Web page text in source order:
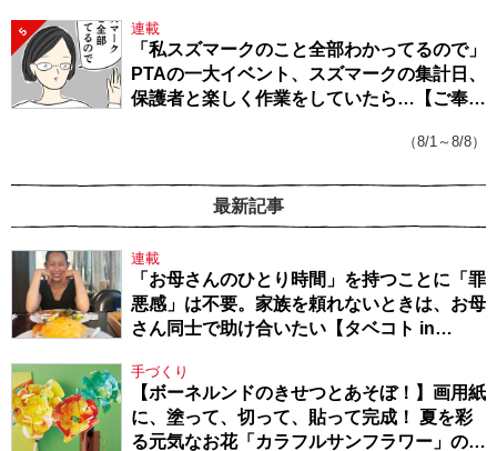
5 連載
「私スズマークのこと全部わかってるので」
PTAの一大イベント、スズマークの集計日、
保護者と楽しく作業をしていたら…【ご奉仕
（8/1～8/8）
最新記事
連載
「お母さんのひとり時間」を持つことに「罪
悪感」は不要。家族を頼れないときは、お母
さん同士で助け合いたい【タベコト in
手づくり
【ボーネルンドのきせつとあそぼ！】画用紙
に、塗って、切って、貼って完成！ 夏を彩
る元気なお花「カラフルサンフラワー」の作